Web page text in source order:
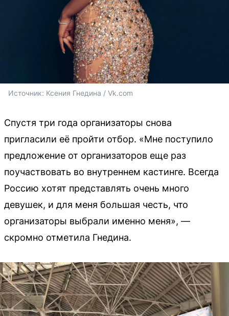
Источник: Ксения Гнедина / Vk.com
Спустя три года организаторы снова
пригласили её пройти отбор. «Мне поступило
предложение от организаторов еще раз
поучаствовать во внутреннем кастинге. Всегда
Россию хотят представлять очень много
девушек, и для меня большая честь, что
организаторы выбрали именно меня», —
скромно отметила Гнедина.